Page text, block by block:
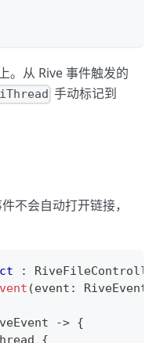
。从 Rive 事件触发的
手动标记到
不会自动打开链接，
:
(event : RiveEvent
-> {
{